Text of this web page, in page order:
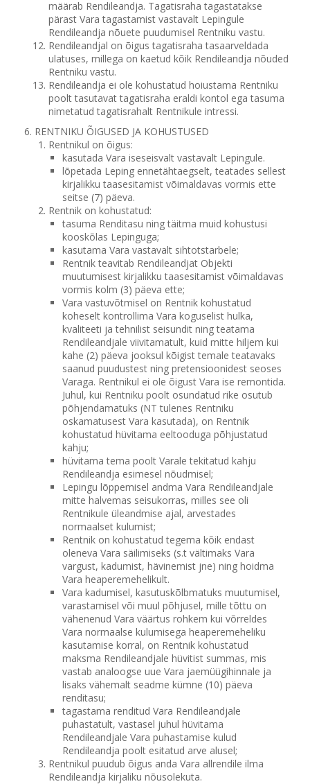
määrab Rendileandja. Tagatisraha tagastatakse
pärast Vara tagastamist vastavalt Lepingule
Rendileandja nõuete puudumisel Rentniku vastu.
Rendileandjal on õigus tagatisraha tasaarveldada
ulatuses, millega on kaetud kõik Rendileandja nõuded
Rentniku vastu.
Rendileandja ei ole kohustatud hoiustama Rentniku
poolt tasutavat tagatisraha eraldi kontol ega tasuma
nimetatud tagatisrahalt Rentnikule intressi.
RENTNIKU ÕIGUSED JA KOHUSTUSED
Rentnikul on õigus:
kasutada Vara iseseisvalt vastavalt Lepingule.
lõpetada Leping ennetähtaegselt, teatades sellest
kirjalikku taasesitamist võimaldavas vormis ette
seitse (7) päeva.
Rentnik on kohustatud:
tasuma Renditasu ning täitma muid kohustusi
kooskõlas Lepinguga;
kasutama Vara vastavalt sihtotstarbele;
Rentnik teavitab Rendileandjat Objekti
muutumisest kirjalikku taasesitamist võimaldavas
vormis kolm (3) päeva ette;
Vara vastuvõtmisel on Rentnik kohustatud
koheselt kontrollima Vara koguselist hulka,
kvaliteeti ja tehnilist seisundit ning teatama
Rendileandjale viivitamatult, kuid mitte hiljem kui
kahe (2) päeva jooksul kõigist temale teatavaks
saanud puudustest ning pretensioonidest seoses
Varaga. Rentnikul ei ole õigust Vara ise remontida.
Juhul, kui Rentniku poolt osundatud rike osutub
põhjendamatuks (NT tulenes Rentniku
oskamatusest Vara kasutada), on Rentnik
kohustatud hüvitama eeltooduga põhjustatud
kahju;
hüvitama tema poolt Varale tekitatud kahju
Rendileandja esimesel nõudmisel;
Lepingu lõppemisel andma Vara Rendileandjale
mitte halvemas seisukorras, milles see oli
Rentnikule üleandmise ajal, arvestades
normaalset kulumist;
Rentnik on kohustatud tegema kõik endast
oleneva Vara säilimiseks (s.t vältimaks Vara
vargust, kadumist, hävinemist jne) ning hoidma
Vara heaperemehelikult.
Vara kadumisel, kasutuskõlbmatuks muutumisel,
varastamisel või muul põhjusel, mille tõttu on
vähenenud Vara väärtus rohkem kui võrreldes
Vara normaalse kulumisega heaperemeheliku
kasutamise korral, on Rentnik kohustatud
maksma Rendileandjale hüvitist summas, mis
vastab analoogse uue Vara jaemüügihinnale ja
lisaks vähemalt seadme kümne (10) päeva
renditasu;
tagastama renditud Vara Rendileandjale
puhastatult, vastasel juhul hüvitama
Rendileandjale Vara puhastamise kulud
Rendileandja poolt esitatud arve alusel;
Rentnikul puudub õigus anda Vara allrendile ilma
Rendileandja kirjaliku nõusolekuta.